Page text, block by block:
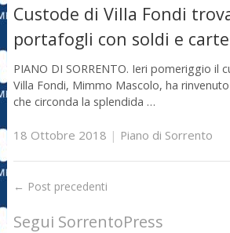
Custode di Villa Fondi
portafogli con soldi e carte
PIANO DI SORRENTO. Ieri pomeriggio il
Villa Fondi, Mimmo Mascolo, ha
che circonda la splendida …
18 Ottobre 2018 | Piano di Sorrento
← Post precedenti
Segui SorrentoPress